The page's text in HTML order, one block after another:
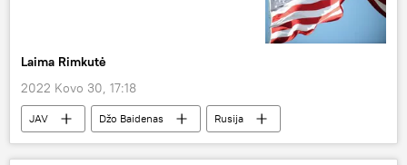
Laima Rimkutė
2022 Kovo 30, 17:18
JAV Džo Baidenas
Rusija
Vladimiras Putinas
Ukraina